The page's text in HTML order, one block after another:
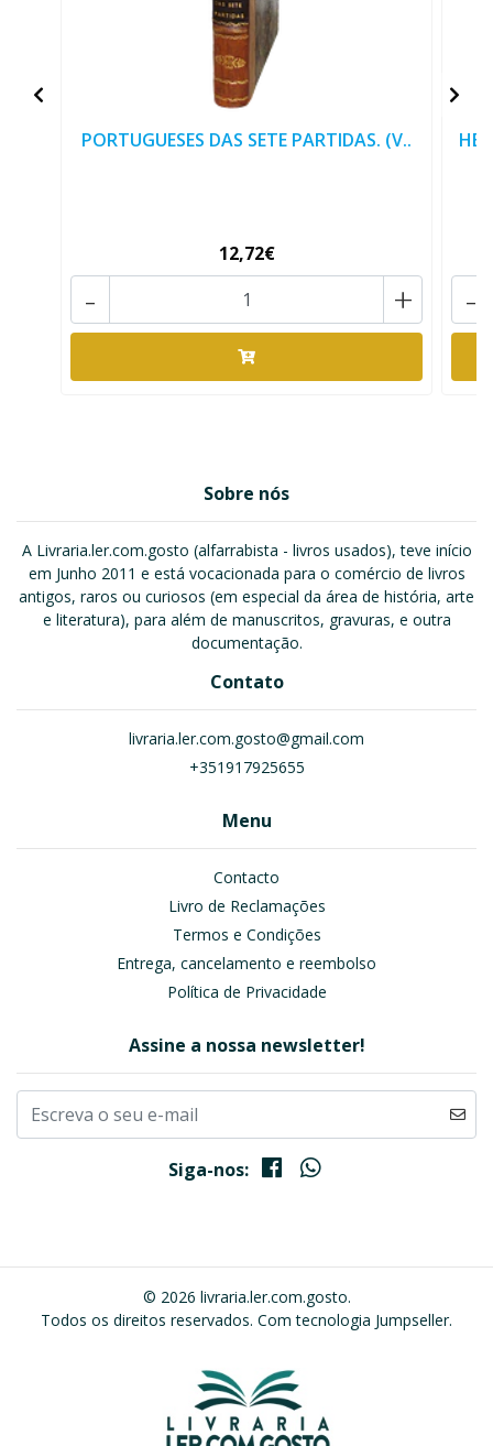
PORTUGUESES DAS SETE PARTIDAS. (V..
12,72€
+
- -
Sobre nós
A Livraria.ler.com.gosto (alfarrabista - livros usados), teve início
em Junho 2011 e está vocacionada para o comércio de livros
antigos, raros ou curiosos (em especial da área de história, arte
e literatura), para além de manuscritos, gravuras, e outra
documentação.
Contato
livraria.ler.com.gosto@gmail.com
+351917925655
Menu
Contacto
Livro de Reclamações
Termos e Condições
Entrega, cancelamento e reembolso
Política de Privacidade
Assine a nossa newsletter!
Siga-nos:
© 2026 livraria.ler.com.gosto.
Todos os direitos reservados. Com tecnologia Jumpseller.